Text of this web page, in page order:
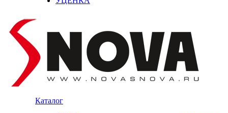
Каталог